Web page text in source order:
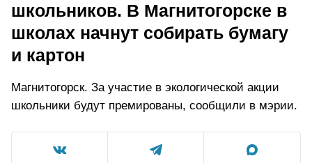
школьников. В Магнитогорске в
школах начнут собирать бумагу
и картон
Магнитогорск. За участие в экологической акции
школьники будут премированы, сообщили в мэрии.